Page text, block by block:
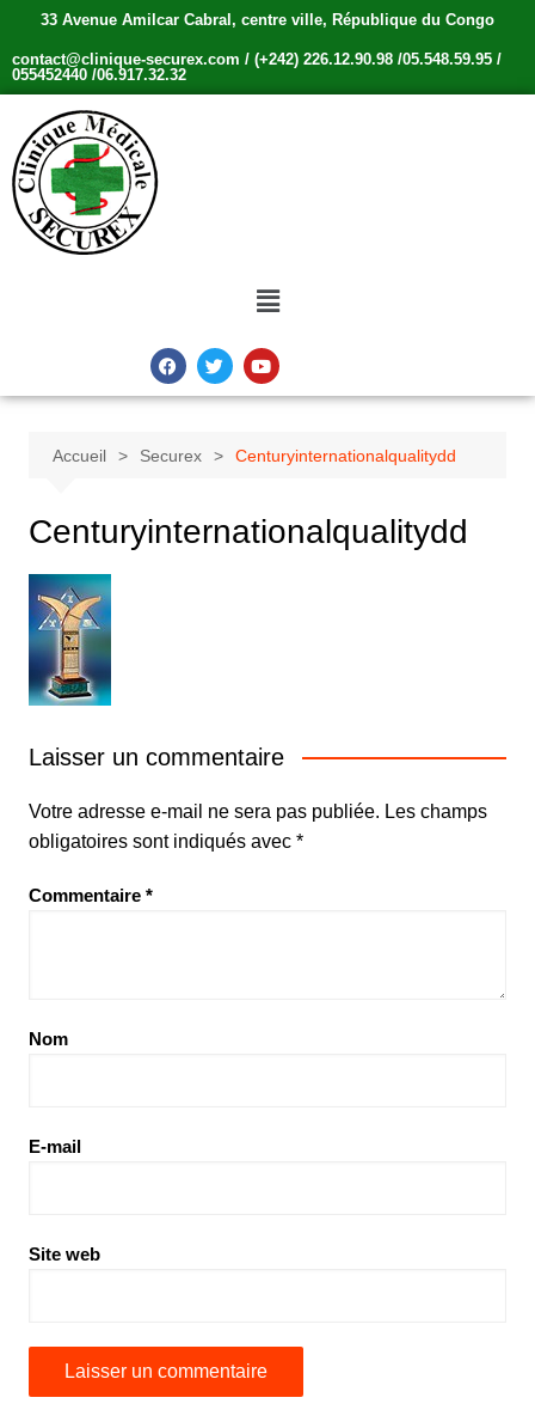
33 Avenue Amilcar Cabral, centre ville, République du Congo
contact@clinique-securex.com / (+242) 226.12.90.98 /05.548.59.95 /
055452440 /06.917.32.32
Accueil Securex Centuryinternationalqualitydd
Centuryinternationalqualitydd
Laisser un commentaire
Votre adresse e-mail ne sera pas publiée. Les champs
obligatoires sont indiqués avec *
Commentaire *
Nom
E-mail
Site web